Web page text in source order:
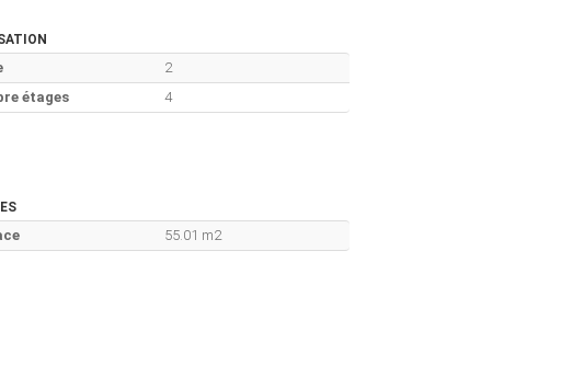
2
étages
4
55.01 m2